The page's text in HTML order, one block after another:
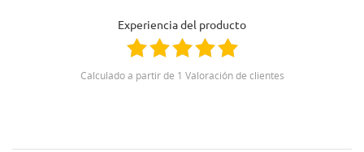
Experiencia del producto
Calculado a partir de 1 Valoración de clientes